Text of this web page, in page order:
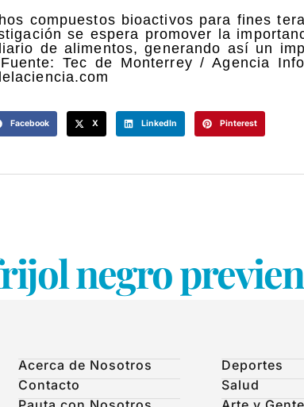
compuestos bioactivos para fines
se espera promover la
de alimentos, generando así un
Tec de Monterrey / Agencia
Facebook X LinkedIn Pinterest
negro
Acerca de Nosotros
Contacto
Deportes
Salud